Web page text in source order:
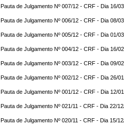
Pauta de Julgamento Nº 007/12 - CRF - Dia 16/
Pauta de Julgamento Nº 006/12 - CRF - Dia 08/
Pauta de Julgamento Nº 005/12 - CRF - Dia 01/
Pauta de Julgamento Nº 004/12 - CRF - Dia 16/
Pauta de Julgamento Nº 003/12 - CRF - Dia 09/
Pauta de Julgamento Nº 002/12 - CRF - Dia 26/
Pauta de Julgamento Nº 001/12 - CRF - Dia 12/
Pauta de Julgamento Nº 021/11 - CRF - Dia 22/
Pauta de Julgamento Nº 020/11 - CRF - Dia 15/